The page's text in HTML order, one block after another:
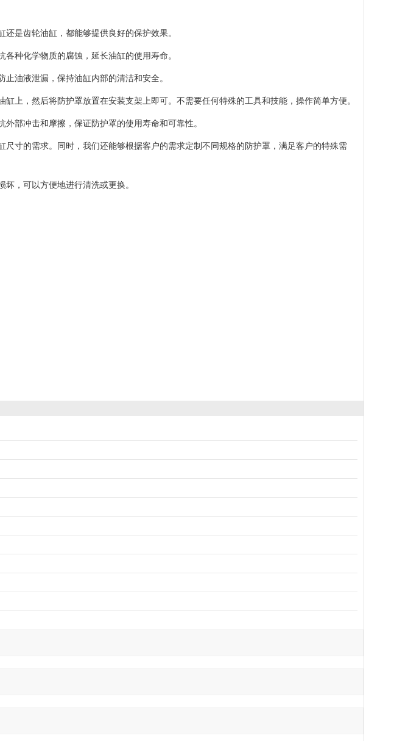
是齿轮油缸，都能够提供良好的保护效果。
种化学物质的腐蚀，延长油缸的使用寿命。
油液泄漏，保持油缸内部的清洁和安全。
上，然后将防护罩放置在安装支架上即可。不需要任何特殊的工具和技能，操作简单方便。
部冲击和摩擦，保证防护罩的使用寿命和可靠性。
尺寸的需求。同时，我们还能够根据客户的需求定制不同规格的防护罩，满足客户的特殊需
，可以方便地进行清洗或更换。